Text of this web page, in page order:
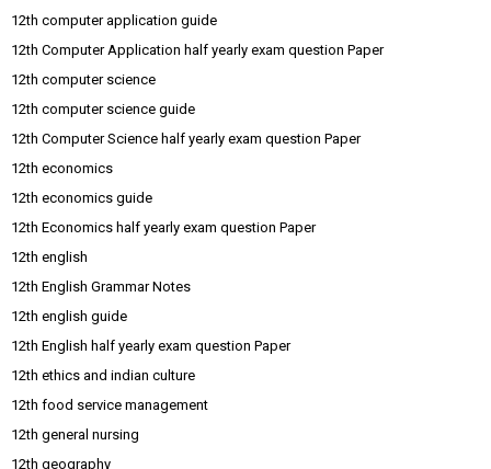
12th computer application guide
12th Computer Application half yearly exam question Paper
12th computer science
12th computer science guide
12th Computer Science half yearly exam question Paper
12th economics
12th economics guide
12th Economics half yearly exam question Paper
12th english
12th English Grammar Notes
12th english guide
12th English half yearly exam question Paper
12th ethics and indian culture
12th food service management
12th general nursing
12th geography